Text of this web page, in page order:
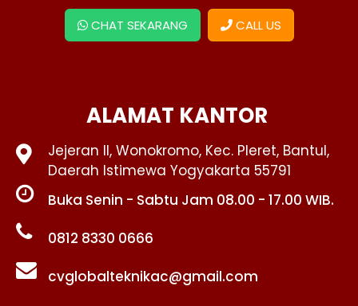
CHAT SEKARANG CALL US
ALAMAT KANTOR
Jejeran II, Wonokromo, Kec. Pleret, Bantul,
Daerah Istimewa Yogyakarta 55791
Buka Senin - Sabtu Jam 08.00 - 17.00 WIB.
0812 8330 0666
cvglobalteknikac@gmail.com